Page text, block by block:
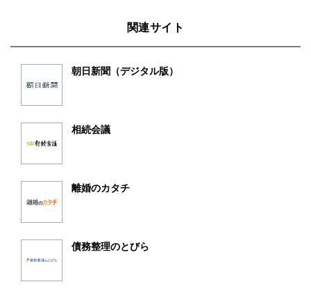
関連サイト
朝日新聞（デジタル版）
相続会議
離婚のカタチ
債務整理のとびら